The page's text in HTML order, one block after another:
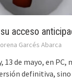
acceso
Garcés Abarca
13 de mayo, en PC,
definitiva,